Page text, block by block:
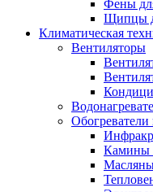
Фены
Щипцы
Климатическая
Вентиляторы
Камины